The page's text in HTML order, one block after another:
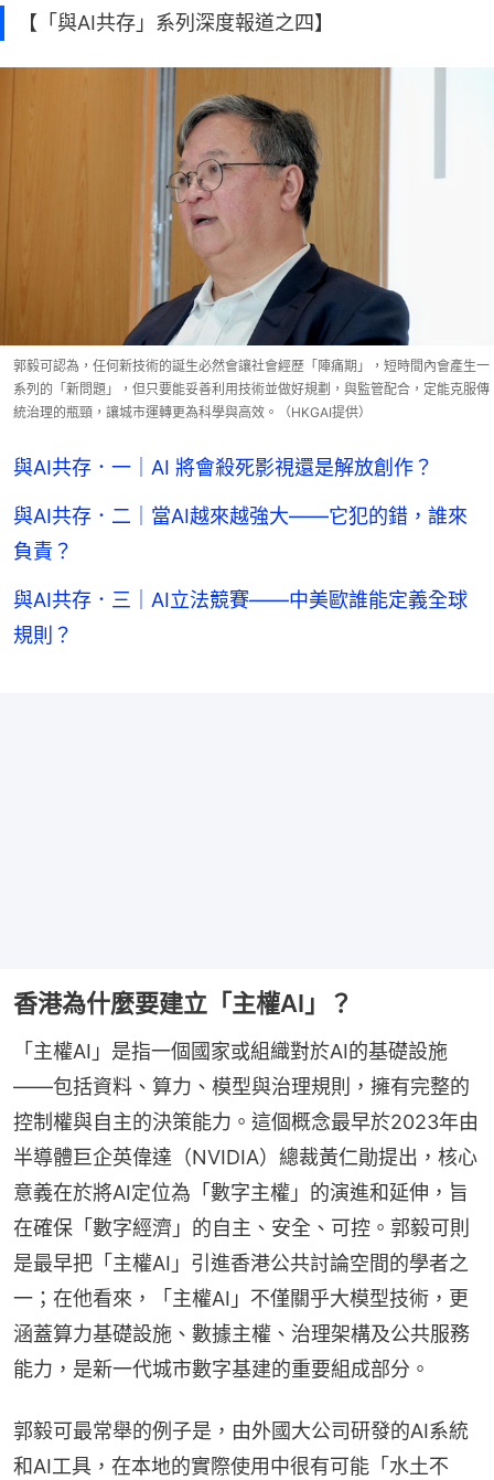
【「與AI共存」系列深度報道之四】
郭毅可認為，任何新技術的誕生必然會讓社會經歷「陣痛期」，短時間內會產生一
系列的「新問題」，但只要能妥善利用技術並做好規劃，與監管配合，定能克服傳
統治理的瓶頸，讓城市運轉更為科學與高效。（HKGAI提供）
與AI共存．一｜AI 將會殺死影視還是解放創作？
與AI共存．二｜當AI越來越強大——它犯的錯，誰來
負責？
與AI共存．三｜AI立法競賽——中美歐誰能定義全球
規則？
香港為什麼要建立「主權AI」？
「主權AI」是指一個國家或組織對於AI的基礎設施
——包括資料、算力、模型與治理規則，擁有完整的
控制權與自主的決策能力。這個概念最早於2023年由
半導體巨企英偉達（NVIDIA）總裁黃仁勛提出，核心
意義在於將AI定位為「數字主權」的演進和延伸，旨
在確保「數字經濟」的自主、安全、可控。郭毅可則
是最早把「主權AI」引進香港公共討論空間的學者之
一；在他看來，「主權AI」不僅關乎大模型技術，更
涵蓋算力基礎設施、數據主權、治理架構及公共服務
能力，是新一代城市數字基建的重要組成部分。
郭毅可最常舉的例子是，由外國大公司研發的AI系統
和AI工具，在本地的實際使用中很有可能「水土不